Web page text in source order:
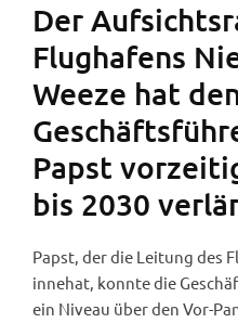
Der
Flughafens
Weeze hat
Papst
bis 2030
Papst, der die Leitung des
innehat, konnte die
ein Niveau über den Vor-